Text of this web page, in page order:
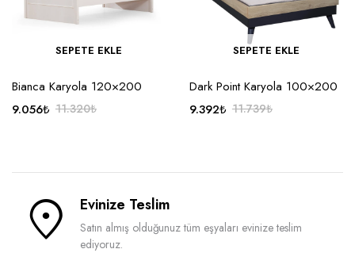
SEPETE EKLE
Bianca Karyola 120×200
11.320₺
9.056₺
9.056₺.
SEPETE EKLE
Dark Point Karyola 100×200
11.739₺
9.392₺
9.392₺.
Evinize Teslim
Satın almış olduğunuz tüm eşyaları evinize teslim
ediyoruz.